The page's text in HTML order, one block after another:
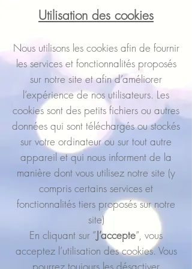
Utilisation des cookies
Nous utilisons les cookies afin de fournir
les services et fonctionnalités proposés
sur notre site et afin d’améliorer
l’expérience de nos utilisateurs. Les
cookies sont des petits fichiers ou autres
données qui sont téléchargés ou stockés
sur votre ordinateur ou sur tout autre
appareil et qui nous informent de la
manière dont vous utilisez notre site (y
compris certains services et
fonctionnalités tiers proposés sur notre
site)
En cliquant sur ”J’accepte”, vous
acceptez l’utilisation des cookies. Vous